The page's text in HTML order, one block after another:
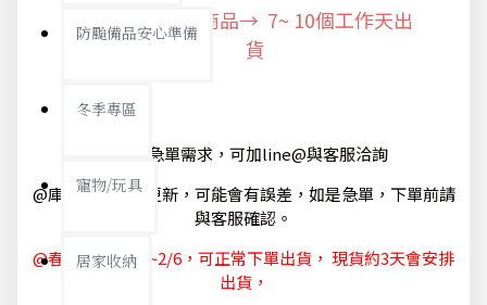
防颱備品安心準備
冬季專區
寵物/玩具
居家收納
"預購商品" 商品→ 7~ 10個工作天出
貨
@如有急單需求，可加line@與客服洽詢
@庫存狀態隨時更新，可能會有誤差，如是急單，下單前請
與客服確認。
@春節休節 1/29~2/6，可正常下單出貨， 現貨約3天會安排
出貨，